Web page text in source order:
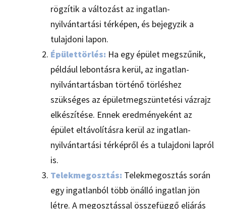
rögzítik a változást az ingatlan-
nyilvántartási térképen, és bejegyzik a
tulajdoni lapon.
Épülettörlés: Ha egy épület megszűnik,
például lebontásra kerül, az ingatlan-
nyilvántartásban történő törléshez
szükséges az épületmegszüntetési vázrajz
elkészítése. Ennek eredményeként az
épület eltávolításra kerül az ingatlan-
nyilvántartási térképről és a tulajdoni lapról
is.
Telekmegosztás: Telekmegosztás során
egy ingatlanból több önálló ingatlan jön
létre. A megosztással összefüggő eljárás